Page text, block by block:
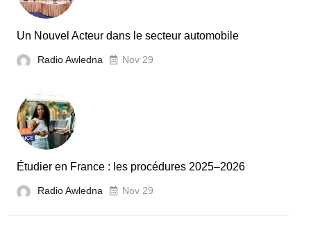
France
et
écoles
Un Nouvel Acteur dans le secteur automobile
Radio Awledna Nov 29
Étudier en France : les procédures 2025–2026
Radio Awledna Nov 29